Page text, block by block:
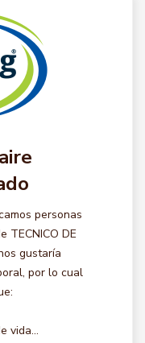
personas
TECNICO DE
gustaría
por lo cual
vida...